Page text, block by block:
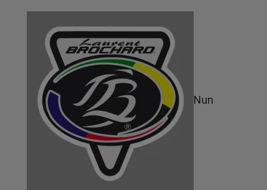
Nun